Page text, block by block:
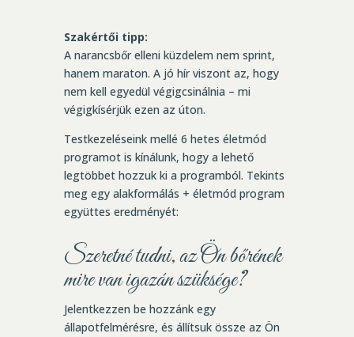
Szakértői tipp:
A narancsbőr elleni küzdelem nem sprint,
hanem maraton. A jó hír viszont az, hogy
nem kell egyedül végigcsinálnia – mi
végigkísérjük ezen az úton.
Testkezeléseink mellé 6 hetes életmód
programot is kínálunk, hogy a lehető
legtöbbet hozzuk ki a programból. Tekints
meg egy alakformálás + életmód program
együttes eredményét:
Szeretné tudni, az Ön bőrének
mire van igazán szüksége?
Jelentkezzen be hozzánk egy
állapotfelmérésre, és állítsuk össze az Ön